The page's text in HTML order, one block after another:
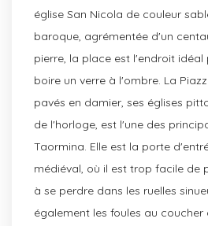
église San Nicola de couleur
baroque, agrémentée d'un
pierre, la place est l'endroit idéal
boire un verre à l'ombre. La
pavés en damier, ses églises
de l'horloge, est l'une des
Taormina. Elle est la porte
médiéval, où il est trop facile de
à se perdre dans les ruelles
également les foules au coucher